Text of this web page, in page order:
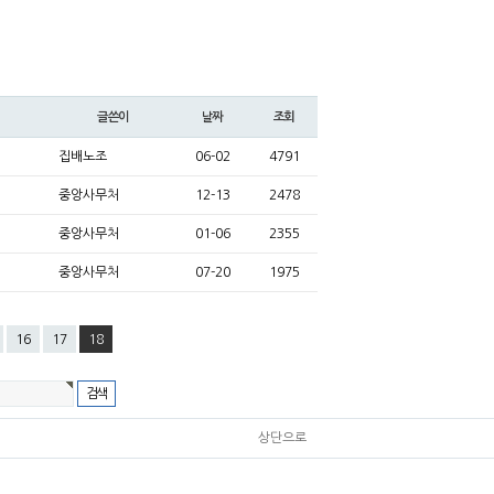
글쓴이 날짜 조회
집배노조 06-02 4791
중앙사무처 12-13 2478
중앙사무처 01-06 2355
중앙사무처 07-20 1975
16 17 18
상단으로